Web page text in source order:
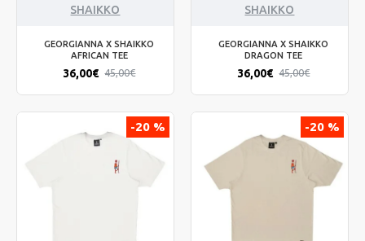
SHAIKKO
GEORGIANNA X SHAIKKO
AFRICAN TEE
36,00€ 45,00€
SHAIKKO
GEORGIANNA X SHAIKKO
DRAGON TEE
36,00€ 45,00€
-20 % -20 %